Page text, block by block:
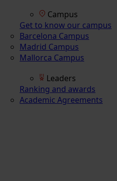
Campus
Get to know our campus
Barcelona Campus
Madrid Campus
Mallorca Campus
Leaders
Ranking and awards
Academic Agreements